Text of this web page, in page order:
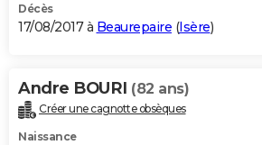
Décès
17/08/2017 à Beaurepaire (Isère)
Andre BOURI (82 ans)
Créer une cagnotte obsèques
Naissance